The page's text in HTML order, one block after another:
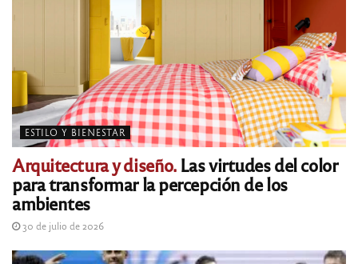
ESTILO Y BIENESTAR
Arquitectura y diseño.Las virtudes del color
para transformar la percepción de los
ambientes
30 de julio de 2026